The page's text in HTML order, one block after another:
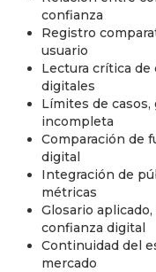
confianza
Registro
usuario
Lectura crítica
digitales
Límites de
incompleta
Comparación de
digital
Integración de
métricas
Glosario
confianza digital
Continuidad del
mercado